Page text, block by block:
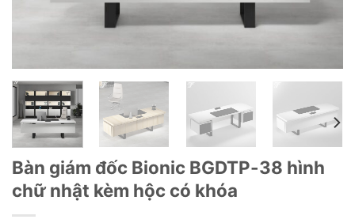
Bàn giám đốc Bionic BGDTP-38 hình
chữ nhật kèm hộc có khóa